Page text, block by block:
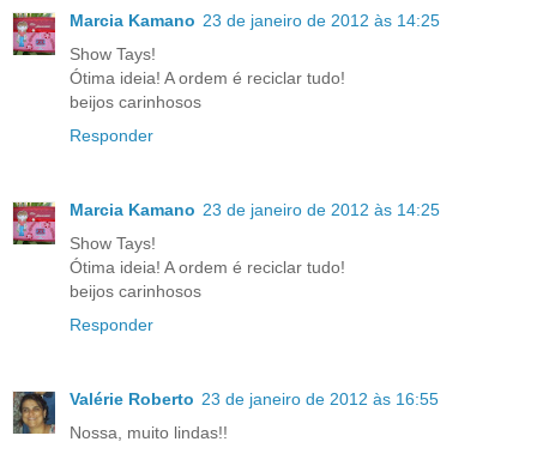
Marcia Kamano 23 de janeiro de 2012 às 14:25
Show Tays!
Ótima ideia! A ordem é reciclar tudo!
beijos carinhosos
Responder
Marcia Kamano 23 de janeiro de 2012 às 14:25
Show Tays!
Ótima ideia! A ordem é reciclar tudo!
beijos carinhosos
Responder
Valérie Roberto 23 de janeiro de 2012 às 16:55
Nossa, muito lindas!!